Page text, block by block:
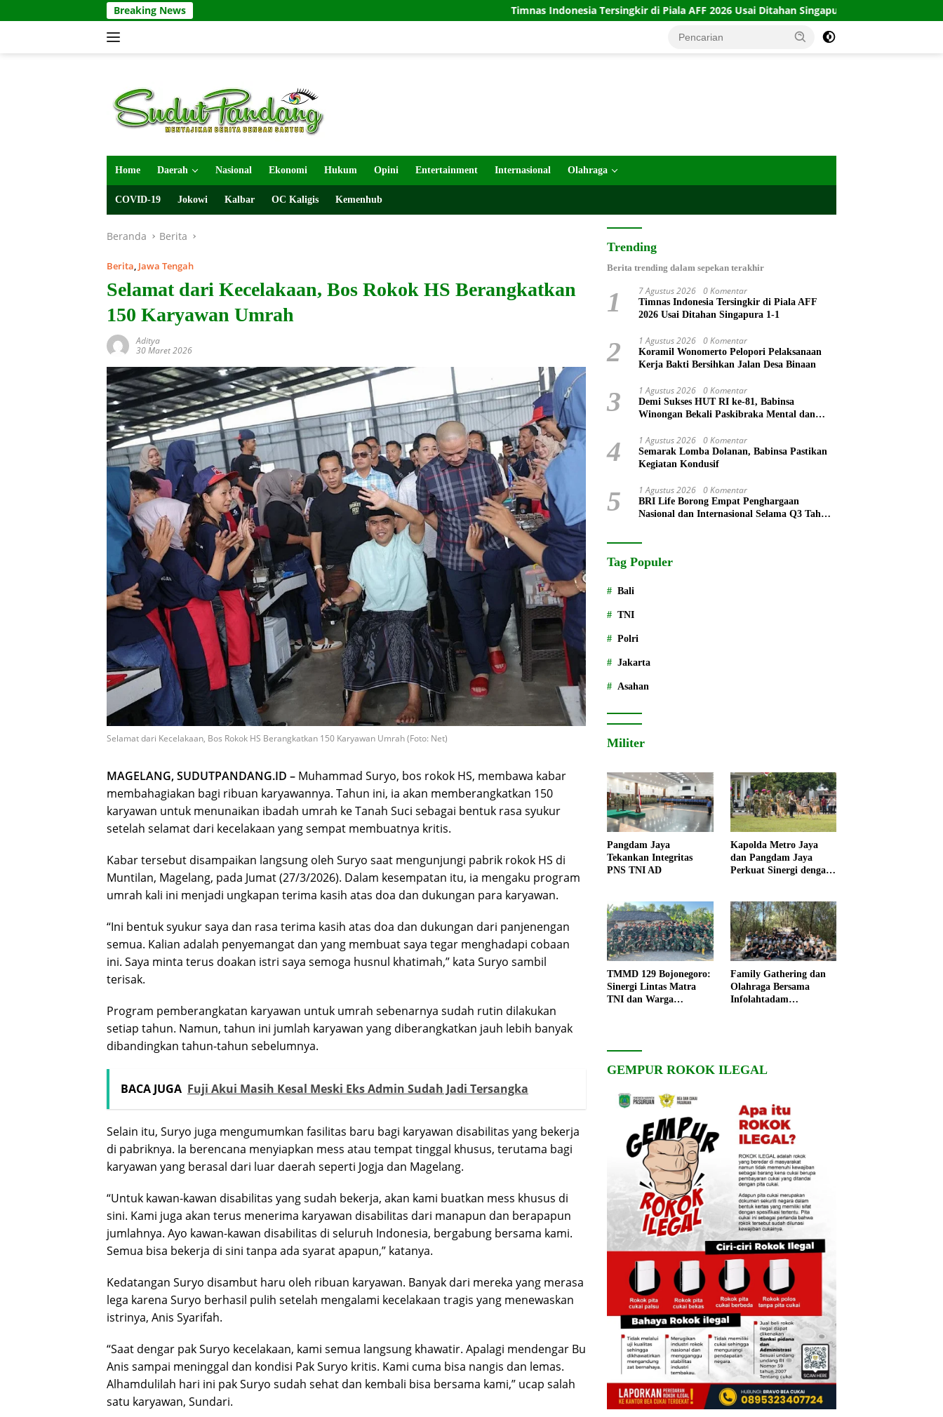
ke
Breaking News Timnas Indonesia Tersingkir di Piala AFF 2026 Usai Ditahan Singapura 1-1 10 Kartu Legacy 100
Home Daerah Nasional Ekonomi Hukum Opini Entertainment Internasional Olahraga
COVID-19 Jokowi Kalbar OC Kaligis Kemenhub
Beranda Berita
Berita, Jawa Tengah
Selamat dari Kecelakaan, Bos Rokok HS Berangkatkan
150 Karyawan Umrah
Aditya
30 Maret 2026
Selamat dari Kecelakaan, Bos Rokok HS Berangkatkan 150 Karyawan Umrah (Foto: Net)
MAGELANG, SUDUTPANDANG.ID – Muhammad Suryo, bos rokok HS, membawa kabar
membahagiakan bagi ribuan karyawannya. Tahun ini, ia akan memberangkatkan 150
karyawan untuk menunaikan ibadah umrah ke Tanah Suci sebagai bentuk rasa syukur
setelah selamat dari kecelakaan yang sempat membuatnya kritis.
Kabar tersebut disampaikan langsung oleh Suryo saat mengunjungi pabrik rokok HS di
Muntilan, Magelang, pada Jumat (27/3/2026). Dalam kesempatan itu, ia mengaku program
umrah kali ini menjadi ungkapan terima kasih atas doa dan dukungan para karyawan.
“Ini bentuk syukur saya dan rasa terima kasih atas doa dan dukungan dari panjenengan
semua. Kalian adalah penyemangat dan yang membuat saya tegar menghadapi cobaan
ini. Saya minta terus doakan istri saya semoga husnul khatimah,” kata Suryo sambil
terisak.
Program pemberangkatan karyawan untuk umrah sebenarnya sudah rutin dilakukan
setiap tahun. Namun, tahun ini jumlah karyawan yang diberangkatkan jauh lebih banyak
dibandingkan tahun-tahun sebelumnya.
BACA JUGA Fuji Akui Masih Kesal Meski Eks Admin Sudah Jadi Tersangka
Selain itu, Suryo juga mengumumkan fasilitas baru bagi karyawan disabilitas yang bekerja
di pabriknya. Ia berencana menyiapkan mess atau tempat tinggal khusus, terutama bagi
karyawan yang berasal dari luar daerah seperti Jogja dan Magelang.
“Untuk kawan-kawan disabilitas yang sudah bekerja, akan kami buatkan mess khusus di
sini. Kami juga akan terus menerima karyawan disabilitas dari manapun dan berapapun
jumlahnya. Ayo kawan-kawan disabilitas di seluruh Indonesia, bergabung bersama kami.
Semua bisa bekerja di sini tanpa ada syarat apapun,” katanya.
Kedatangan Suryo disambut haru oleh ribuan karyawan. Banyak dari mereka yang merasa
lega karena Suryo berhasil pulih setelah mengalami kecelakaan tragis yang menewaskan
istrinya, Anis Syarifah.
“Saat dengar pak Suryo kecelakaan, kami semua langsung khawatir. Apalagi mendengar Bu
Anis sampai meninggal dan kondisi Pak Suryo kritis. Kami cuma bisa nangis dan lemas.
Alhamdulilah hari ini pak Suryo sudah sehat dan kembali bisa bersama kami,” ucap salah
satu karyawan, Sundari.
Trending
Berita trending dalam sepekan terakhir
1 7 Agustus 2026 0 Komentar
Timnas Indonesia Tersingkir di Piala AFF
2026 Usai Ditahan Singapura 1-1
2 1 Agustus 2026 0 Komentar
Koramil Wonomerto Pelopori Pelaksanaan
Kerja Bakti Bersihkan Jalan Desa Binaan
3 1 Agustus 2026 0 Komentar
Demi Sukses HUT RI ke-81, Babinsa
Winongan Bekali Paskibraka Mental dan
4 1 Agustus 2026 0 Komentar
Semarak Lomba Dolanan, Babinsa Pastikan
Kegiatan Kondusif
5 1 Agustus 2026 0 Komentar
BRI Life Borong Empat Penghargaan
Nasional dan Internasional Selama Q3 Tahun
Tag Populer
Bali
TNI
Polri
Jakarta
Asahan
Militer
Pangdam Jaya
Tekankan Integritas
PNS TNI AD
Kapolda Metro Jaya
dan Pangdam Jaya
Perkuat Sinergi dengan
TMMD 129 Bojonegoro:
Sinergi Lintas Matra
TNI dan Warga
Family Gathering dan
Olahraga Bersama
Infolahtadam
GEMPUR ROKOK ILEGAL